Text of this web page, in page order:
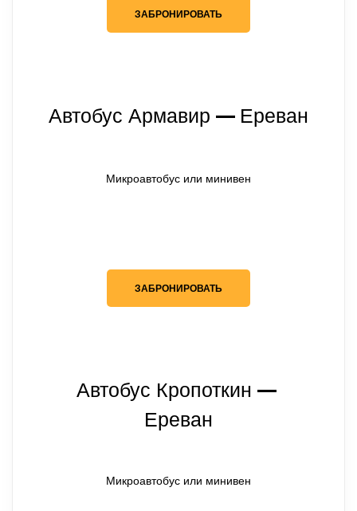
ЗАБРОНИРОВАТЬ
Автобус Армавир — Ереван
Микроавтобус или минивен
ЗАБРОНИРОВАТЬ
Автобус Кропоткин —
Ереван
Микроавтобус или минивен